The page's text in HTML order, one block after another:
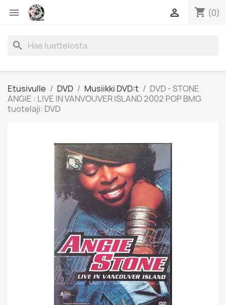
 shopping_cart (0)

search
Etusivulle DVD Musiikki DVD:t
DVD - STONE
ANGIE : LIVE IN VANVOUVER ISLAND 2002 POP BMG
tuotelaji: DVD